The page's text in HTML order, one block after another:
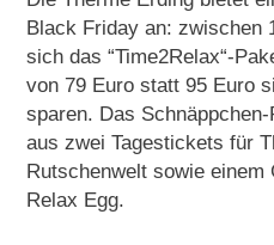
Black Friday an: zwischen
sich das “Time2Relax“-
von 79 Euro statt 95 Euro
sparen. Das
aus zwei Tagestickets für
Rutschenwelt sowie
Relax Egg.